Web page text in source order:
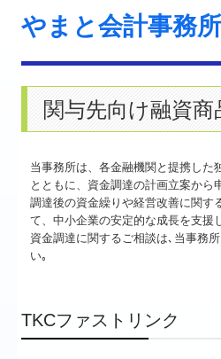
事務所紹介
交通案内
業務案内
お問合せ
やまと会計事務所
関与先向け融資
当事務所は、各金融機関と提携した
とともに、資金調達の計画立案から
調達後の資金繰りや経営改善に関す
て、中小企業の安定的な成長を支援
資金調達に関するご相談は､当事務
い｡
TKCファストリンク